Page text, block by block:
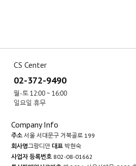
CS Center
02-372-9490
월-토 12:00 ~ 16:00
일요일 휴무
Company Info
주소 서울 서대문구 거북골로 199
회사명그랑디안대표 박현숙
사업자 등록번호 802-08-01662